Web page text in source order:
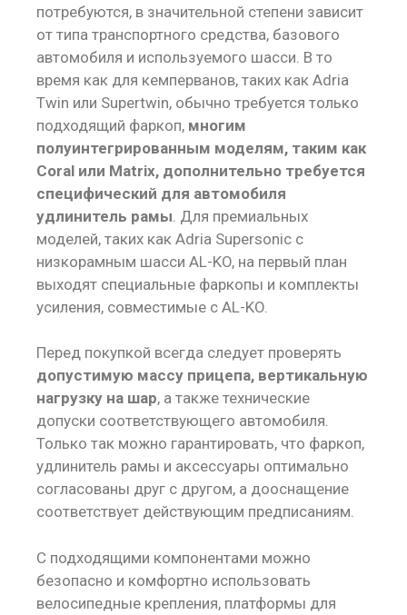
потребуются, в значительной степени зависит
от типа транспортного средства, базового
автомобиля и используемого шасси. В то
время как для кемперванов, таких как Adria
Twin или Supertwin, обычно требуется только
подходящий фаркоп, многим
полуинтегрированным моделям, таким как
Coral или Matrix, дополнительно требуется
специфический для автомобиля
удлинитель рамы . Для премиальных
моделей, таких как Adria Supersonic с
низкорамным шасси AL-KO, на первый план
выходят специальные фаркопы и комплекты
усиления, совместимые с AL-KO.
Перед покупкой всегда следует проверять
допустимую массу прицепа, вертикальную
нагрузку на шар, а также технические
допуски соответствующего автомобиля.
Только так можно гарантировать, что фаркоп,
удлинитель рамы и аксессуары оптимально
согласованы друг с другом, а дооснащение
соответствует действующим предписаниям.
С подходящими компонентами можно
безопасно и комфортно использовать
велосипедные крепления, платформы для